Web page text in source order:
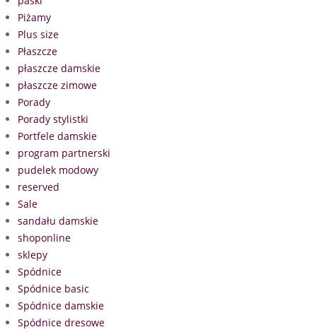
Piżamy
Plus size
Płaszcze
płaszcze damskie
płaszcze zimowe
Porady
Porady stylistki
Portfele damskie
program partnerski
pudelek modowy
reserved
Sale
sandału damskie
shoponline
sklepy
Spódnice
Spódnice basic
Spódnice damskie
Spódnice dresowe